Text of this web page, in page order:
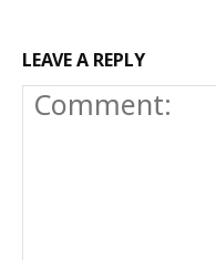
LEAVE A REPLY